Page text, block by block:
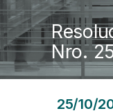
Nro.
25/10/